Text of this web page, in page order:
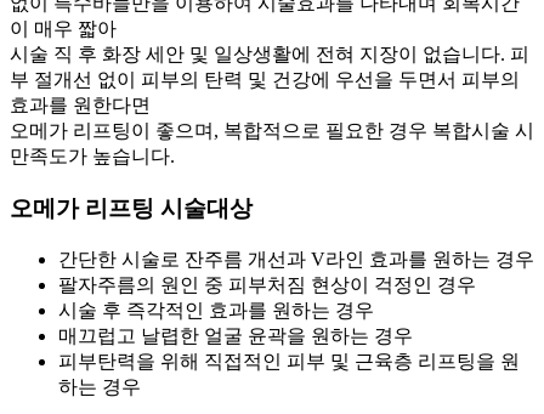
이 매우 짧아
시술 직 후 화장 세안 및 일상생활에 전혀 지장이 없습니다. 피
부 절개선 없이 피부의 탄력 및 건강에 우선을 두면서 피부의
효과를 원한다면
오메가 리프팅이 좋으며, 복합적으로 필요한 경우 복합시술 시
만족도가 높습니다.
오메가 리프팅 시술대상
간단한 시술로 잔주름 개선과 V라인 효과를 원하는 경우
팔자주름의 원인 중 피부처짐 현상이 걱정인 경우
시술 후 즉각적인 효과를 원하는 경우
매끄럽고 날렵한 얼굴 윤곽을 원하는 경우
피부탄력을 위해 직접적인 피부 및 근육층 리프팅을 원
하는 경우